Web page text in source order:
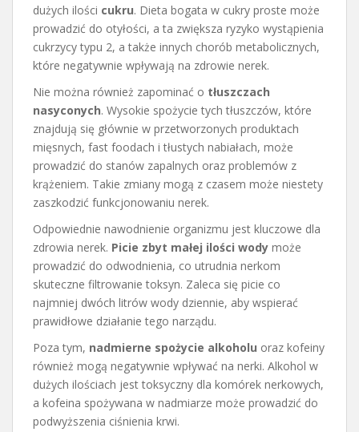
dużych ilości cukru. Dieta bogata w cukry proste może
prowadzić do otyłości, a ta zwiększa ryzyko wystąpienia
cukrzycy typu 2, a także innych chorób metabolicznych,
które negatywnie wpływają na zdrowie nerek.
Nie można również zapominać o tłuszczach
nasyconych. Wysokie spożycie tych tłuszczów, które
znajdują się głównie w przetworzonych produktach
mięsnych, fast foodach i tłustych nabiałach, może
prowadzić do stanów zapalnych oraz problemów z
krążeniem. Takie zmiany mogą z czasem może niestety
zaszkodzić funkcjonowaniu nerek.
Odpowiednie nawodnienie organizmu jest kluczowe dla
zdrowia nerek. Picie zbyt małej ilości wody może
prowadzić do odwodnienia, co utrudnia nerkom
skuteczne filtrowanie toksyn. Zaleca się picie co
najmniej dwóch litrów wody dziennie, aby wspierać
prawidłowe działanie tego narządu.
Poza tym, nadmierne spożycie alkoholu oraz kofeiny
również mogą negatywnie wpływać na nerki. Alkohol w
dużych ilościach jest toksyczny dla komórek nerkowych,
a kofeina spożywana w nadmiarze może prowadzić do
podwyższenia ciśnienia krwi.